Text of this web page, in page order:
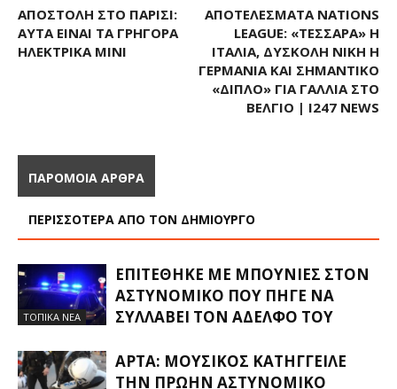
ΑΠΟΣΤΟΛΉ ΣΤΟ ΠΑΡΊΣΙ:
ΑΥΤΆ ΕΊΝΑΙ ΤΑ ΓΡΉΓΟΡΑ
ΗΛΕΚΤΡΙΚΆ MINI
ΑΠΟΤΕΛΈΣΜΑΤΑ NATIONS
LEAGUE: «ΤΕΣΣΆΡΑ» Η
ΙΤΑΛΊΑ, ΔΎΣΚΟΛΗ ΝΊΚΗ Η
ΓΕΡΜΑΝΊΑ ΚΑΙ ΣΗΜΑΝΤΙΚΌ
«ΔΙΠΛΌ» ΓΙΑ ΓΑΛΛΊΑ ΣΤΟ
ΒΈΛΓΙΟ | I247 NEWS
ΠΑΡΟΜΟΙΑ ΑΡΘΡΑ
ΠΕΡΙΣΣΟΤΕΡΑ ΑΠΟ ΤΟΝ ΔΗΜΙΟΥΡΓΟ
ΤΟΠΙΚΑ ΝΕΑ
ΕΠΙΤΈΘΗΚΕ ΜΕ ΜΠΟΥΝΙΈΣ ΣΤΟΝ
ΑΣΤΥΝΟΜΙΚΌ ΠΟΥ ΠΉΓΕ ΝΑ
ΣΥΛΛΆΒΕΙ ΤΟΝ ΑΔΕΛΦΌ ΤΟΥ
ΆΡΤΑ: ΜΟΥΣΙΚΌΣ ΚΑΤΉΓΓΕΙΛΕ
ΤΗΝ ΠΡΏΗΝ ΑΣΤΥΝΟΜΙΚΌ